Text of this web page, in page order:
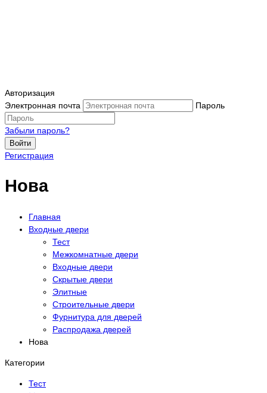
Авторизация
Электронная почта
Пароль
Забыли пароль?
Войти
Регистрация
Нова
Главная
Входные двери
Тест
Межкомнатные двери
Входные двери
Скрытые двери
Элитные
Строительные двери
Фурнитура для дверей
Распродажа дверей
Нова
Категории
Тест